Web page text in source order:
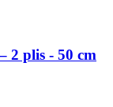
2 plis - 50 cm